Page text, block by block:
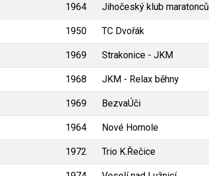
1964 Jihočeský klub maratonců
1950 TC Dvořák
1969 Strakonice - JKM
1968 JKM - Relax běhny
1969 BezvaÚči
1964 Nové Homole
1972 Trio K.Řečice